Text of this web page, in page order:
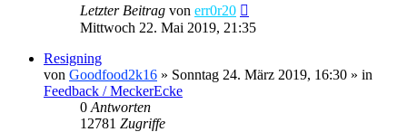
Letzter Beitrag von err0r20
Mittwoch 22. Mai 2019, 21:35
Resigning
von Goodfood2k16 » Sonntag 24. März 2019, 16:30 » in
Feedback / MeckerEcke
0 Antworten
12781 Zugriffe